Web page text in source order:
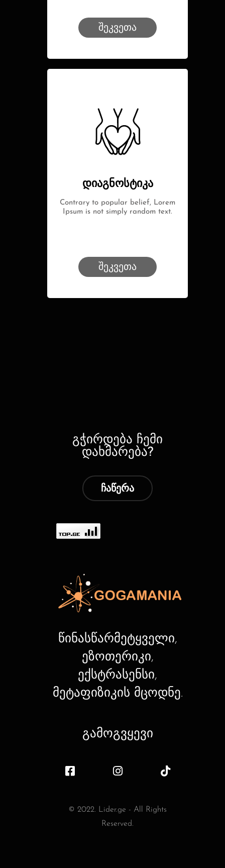
შეკვეთა
დიაგნოსტიკა
Contrary to popular belief, Lorem
Ipsum is not simply random text.
შეკვეთა
გჭირდება ჩემი
დახმარება?
ჩაწერა
წინასწარმეტყველი,
ეზოთერიკი,
ექსტრასენსი,
მეტაფიზიკის მცოდნე.
გამოგვყევი
© 2022. Lider.ge - All Rights
Reserved.